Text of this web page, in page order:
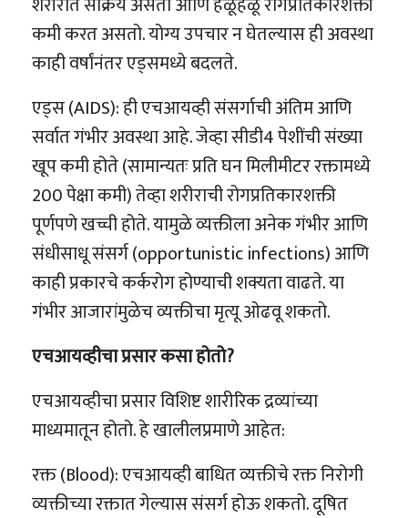
कमी करत असतो. योग्य उपचार न घेतल्यास ही अवस्था
काही वर्षांनंतर एड्समध्ये बदलते.
एड्स (AIDS): ही एचआयव्ही संसर्गाची अंतिम आणि
सर्वात गंभीर अवस्था आहे. जेव्हा सीडी4 पेशींची संख्या
खूप कमी होते (सामान्यतः प्रति घन मिलीमीटर रक्तामध्ये
200 पेक्षा कमी) तेव्हा शरीराची रोगप्रतिकारशक्ती
पूर्णपणे खच्ची होते. यामुळे व्यक्तीला अनेक गंभीर आणि
संधीसाधू संसर्ग (opportunistic infections) आणि
काही प्रकारचे कर्करोग होण्याची शक्यता वाढते. या
गंभीर आजारांमुळेच व्यक्तीचा मृत्यू ओढवू शकतो.
एचआयव्हीचा प्रसार कसा होतो?
एचआयव्हीचा प्रसार विशिष्ट शारीरिक द्रव्यांच्या
माध्यमातून होतो. हे खालीलप्रमाणे आहेत:
रक्त (Blood): एचआयव्ही बाधित व्यक्तीचे रक्त निरोगी
व्यक्तीच्या रक्तात गेल्यास संसर्ग होऊ शकतो. दूषित